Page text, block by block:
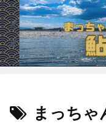
まっちゃ